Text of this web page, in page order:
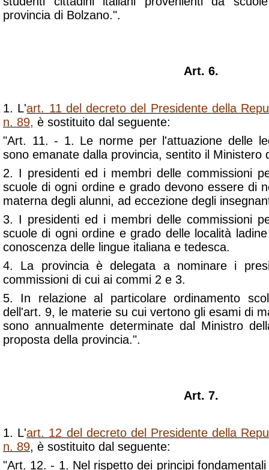
provincia di Bolzano.".
Art. 6.
1. L'art. 11 del decreto del Presidente della
n. 89, è sostituito dal seguente:
"Art. 11. - 1. Le norme per l'attuazione delle
sono emanate dalla provincia, sentito il Ministero
2. I presidenti ed i membri delle commissioni
scuole di ogni ordine e grado devono essere di
materna degli alunni, ad eccezione degli
3. I presidenti ed i membri delle commissioni
scuole di ogni ordine e grado delle località
conoscenza delle lingue italiana e tedesca.
4. La provincia è delegata a nominare i
commissioni di cui ai commi 2 e 3.
5. In relazione al particolare ordinamento
dell'art. 9, le materie su cui vertono gli esami di
sono annualmente determinate dal Ministro
proposta della provincia.".
Art. 7.
1. L'art. 12 del decreto del Presidente della
n. 89, è sostituito dal seguente:
"Art. 12. - 1. Nel rispetto dei principi